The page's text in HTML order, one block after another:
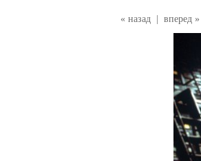
« назад вперед »